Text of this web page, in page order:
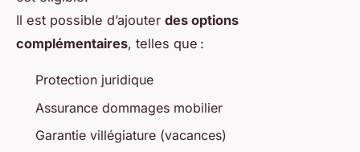
Il est possible d’ajouter des options
complémentaires, telles que :
Protection juridique
Assurance dommages mobilier
Garantie villégiature (vacances)